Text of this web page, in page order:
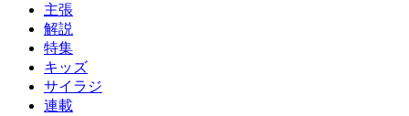
主張
解説
特集
キッズ
サイラジ
連載